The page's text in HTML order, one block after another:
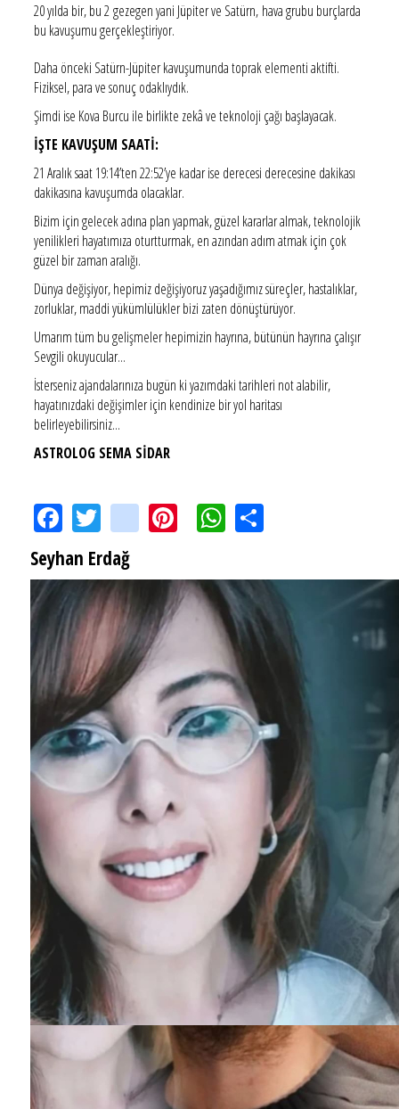
20 yılda bir, bu 2 gezegen yani Jüpiter ve Satürn, hava grubu burçlarda
bu kavuşumu gerçekleştiriyor.
Daha önceki Satürn-Jüpiter kavuşumunda toprak elementi aktifti.
Fiziksel, para ve sonuç odaklıydık.
Şimdi ise Kova Burcu ile birlikte zekâ ve teknoloji çağı başlayacak.
İŞTE KAVUŞUM SAATİ:
21 Aralık saat 19:14’ten 22:52’ye kadar ise derecesi derecesine dakikası
dakikasına kavuşumda olacaklar.
Bizim için gelecek adına plan yapmak, güzel kararlar almak, teknolojik
yenilikleri hayatımıza oturtturmak, en azından adım atmak için çok
güzel bir zaman aralığı.
Dünya değişiyor, hepimiz değişiyoruz yaşadığımız süreçler, hastalıklar,
zorluklar, maddi yükümlülükler bizi zaten dönüştürüyor.
Umarım tüm bu gelişmeler hepimizin hayrına, bütünün hayrına çalışır
Sevgili okuyucular...
İsterseniz ajandalarınıza bugün ki yazımdaki tarihleri not alabilir,
hayatınızdaki değişimler için kendinize bir yol haritası
belirleyebilirsiniz...
ASTROLOG SEMA SİDAR
FacebookTwitterinstagramPinterestWhatsApp
Seyhan Erdağ
SEYHAN ERDAĞ YAZDI: Peki Mehmet Ali Erbil bu evliliği neden yaptı?